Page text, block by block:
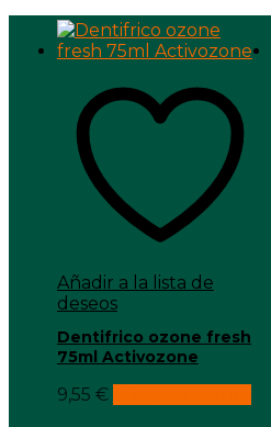
Añadir a la lista de
deseos
Dentifrico ozone fresh
75ml Activozone
9,55 €